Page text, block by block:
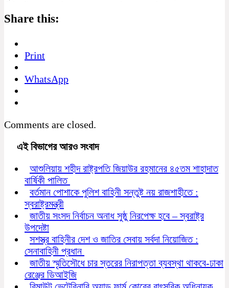
Share this:
Print
WhatsApp
Comments are closed.
এই বিভাগের আরও সংবাদ
আশুলিয়ায় শহীদ রাষ্ট্রপতি জিয়াউর রহমানের ৪৫তম শাহাদাত
বার্ষিকী পালিত
বর্তমান পোশাকে পুলিশ বাহিনী সন্তুষ্ট নয় রাজশাহীতে :
স্বরাষ্ট্রমন্ত্রী
জাতীয় সংসদ নির্বাচন অনাধ সুষ্ঠু নিরপেক্ষ হবে – স্বরাষ্ট্র
উপদেষ্টা
সশস্ত্র বাহিনীর দেশ ও জাতির সেবায় সর্বদা নিয়োজিত :
সেনাবাহিনী প্রধান
জাতীয় স্মৃতিসৌধে চার স্তরের নিরাপত্তা ব্যবস্থা থাকবে-ঢাকা
রেঞ্জের ডিআইজি